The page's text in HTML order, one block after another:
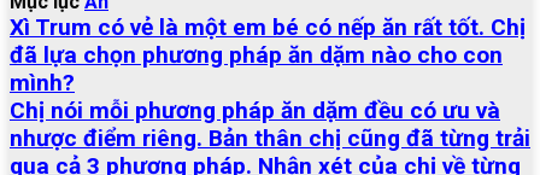
Xì Trum có vẻ là một em bé có nếp ăn rất tốt. Chị
đã lựa chọn phương pháp ăn dặm nào cho con
mình?
Chị nói mỗi phương pháp ăn dặm đều có ưu và
nhược điểm riêng. Bản thân chị cũng đã từng trải
qua cả 3 phương pháp. Nhận xét của chị về từng